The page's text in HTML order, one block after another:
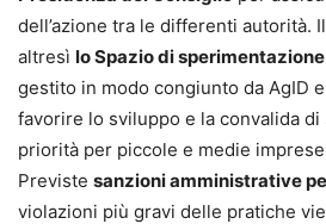
dell’azione tra le differenti autorità.
altresì lo Spazio di sperimentazione
gestito in modo congiunto da AgID
favorire lo sviluppo e la convalida di
priorità per piccole e medie
Previste sanzioni amministrative
violazioni più gravi delle pratiche